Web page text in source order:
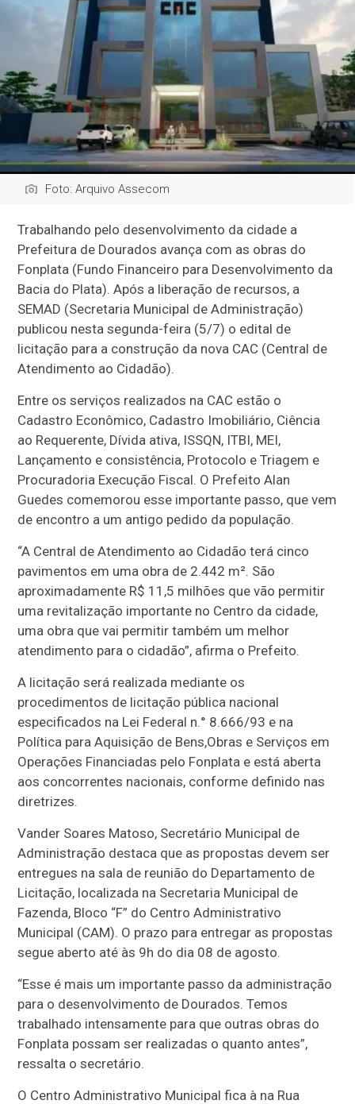
Foto: Arquivo Assecom
Trabalhando pelo desenvolvimento da cidade a
Prefeitura de Dourados avança com as obras do
Fonplata (Fundo Financeiro para Desenvolvimento da
Bacia do Plata). Após a liberação de recursos, a
SEMAD (Secretaria Municipal de Administração)
publicou nesta segunda-feira (5/7) o edital de
licitação para a construção da nova CAC (Central de
Atendimento ao Cidadão).
Entre os serviços realizados na CAC estão o
Cadastro Econômico, Cadastro Imobiliário, Ciência
ao Requerente, Dívida ativa, ISSQN, ITBI, MEI,
Lançamento e consistência, Protocolo e Triagem e
Procuradoria Execução Fiscal. O Prefeito Alan
Guedes comemorou esse importante passo, que vem
de encontro a um antigo pedido da população.
“A Central de Atendimento ao Cidadão terá cinco
pavimentos em uma obra de 2.442 m². São
aproximadamente R$ 11,5 milhões que vão permitir
uma revitalização importante no Centro da cidade,
uma obra que vai permitir também um melhor
atendimento para o cidadão”, afirma o Prefeito.
A licitação será realizada mediante os
procedimentos de licitação pública nacional
especificados na Lei Federal n.° 8.666/93 e na
Política para Aquisição de Bens,Obras e Serviços em
Operações Financiadas pelo Fonplata e está aberta
aos concorrentes nacionais, conforme definido nas
diretrizes.
Vander Soares Matoso, Secretário Municipal de
Administração destaca que as propostas devem ser
entregues na sala de reunião do Departamento de
Licitação, localizada na Secretaria Municipal de
Fazenda, Bloco “F” do Centro Administrativo
Municipal (CAM). O prazo para entregar as propostas
segue aberto até às 9h do dia 08 de agosto.
“Esse é mais um importante passo da administração
para o desenvolvimento de Dourados. Temos
trabalhado intensamente para que outras obras do
Fonplata possam ser realizadas o quanto antes”,
ressalta o secretário.
O Centro Administrativo Municipal fica à na Rua